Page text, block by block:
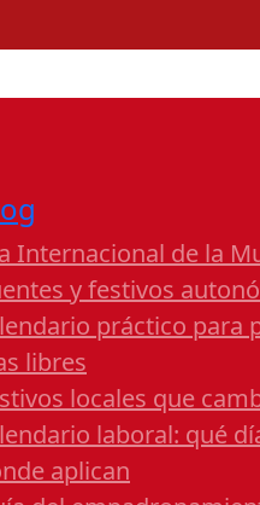
Internacional de la
y festivos
práctico para
libres
locales que
laboral: qué
aplican